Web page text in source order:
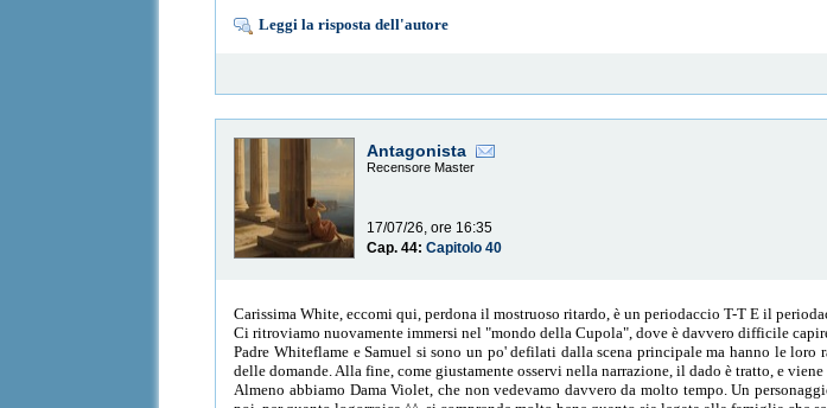
Leggi la risposta dell'autore
Antagonista
Recensore Master
17/07/26, ore 16:35
Cap. 44:Capitolo 40
Carissima White, eccomi qui, perdona il mostruoso ritardo, è un periodaccio T-T E il
Ci ritroviamo nuovamente immersi nel "mondo della Cupola", dove è davvero difficile
Padre Whiteflame e Samuel si sono un po' defilati dalla scena principale ma hanno le
delle domande. Alla fine, come giustamente osservi nella narrazione, il dado è tratto, e
Almeno abbiamo Dama Violet, che non vedevamo davvero da molto tempo. Un